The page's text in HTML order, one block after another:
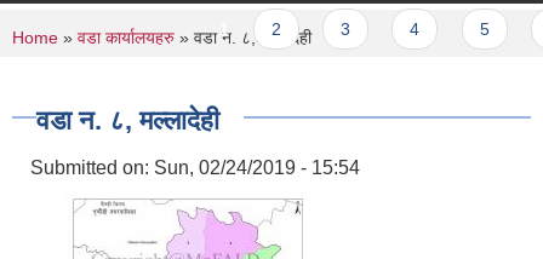
Pages
1
You are here
Home » वडा कार्यालयहरु » वडा न. ८, मल्लादेही
वडा न. ८, मल्लादेही
Submitted on: Sun, 02/24/2019 - 15:54